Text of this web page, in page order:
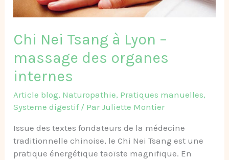
Chi Nei Tsang à Lyon –
massage des organes
internes
Article blog, Naturopathie, Pratiques manuelles,
Systeme digestif/ ParJuliette Montier
Issue des textes fondateurs de la médecine
traditionnelle chinoise, le Chi Nei Tsang est une
pratique énergétique taoïste magnifique. En
des
organes
internes